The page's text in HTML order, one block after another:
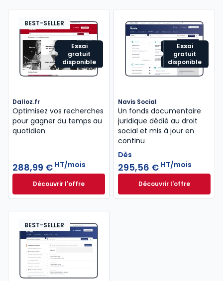
Essai
gratuit
disponible
BEST-SELLER
Dalloz.fr
Optimisez vos recherches
pour gagner du temps au
quotidien
288,99 € HT/mois
Découvrir l'offreDalloz.fr à partir de 288,99 €HT/mois
Essai
gratuit
disponible
Navis Social
Un fonds documentaire
juridique dédié au droit
social et mis à jour en
continu
Dès
295,56 € HT/mois
Découvrir l'offre
Navis Social à
Dès
BEST-SELLER